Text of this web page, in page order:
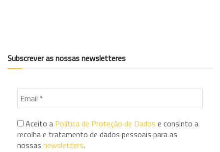
Subscrever as nossas newsletteres
Aceito a Política de Proteção de Dados e consinto a
recolha e tratamento de dados pessoais para as
nossas newsletters.